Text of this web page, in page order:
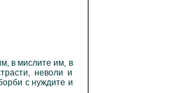
в мислите им, в
неволи и
с нуждите и